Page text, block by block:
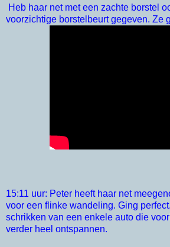
Heb haar net met een zachte borstel
voorzichtige borstelbeurt gegeven. Ze
15:11 uur: Peter heeft haar net
voor een flinke wandeling. Ging
schrikken van een enkele auto die
verder heel ontspannen.